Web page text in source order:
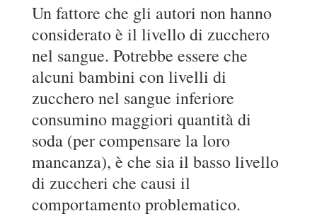
Un fattore che gli autori non hanno
considerato è il livello di zucchero
nel sangue. Potrebbe essere che
alcuni bambini con livelli di
zucchero nel sangue inferiore
consumino maggiori quantità di
soda (per compensare la loro
mancanza), è che sia il basso livello
di zuccheri che causi il
comportamento problematico.